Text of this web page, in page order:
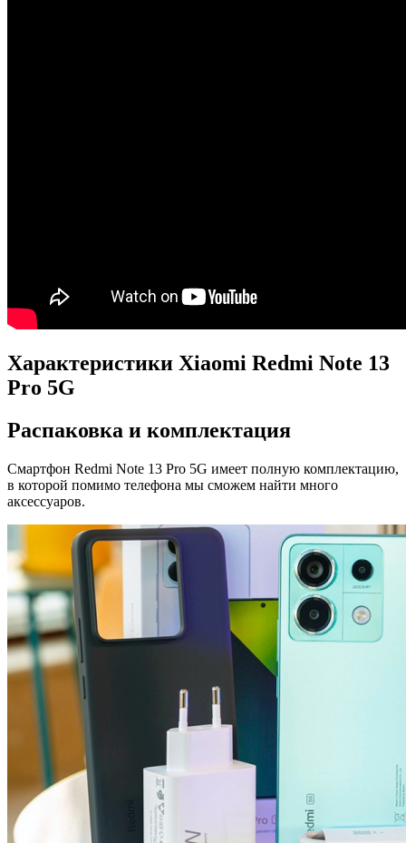
Характеристики Xiaomi Redmi Note 13
Pro 5G
Распаковка и комплектация
Смартфон Redmi Note 13 Pro 5G имеет полную комплектацию,
в которой помимо телефона мы сможем найти много
аксессуаров.